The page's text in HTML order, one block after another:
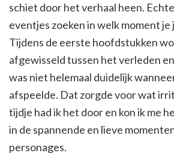
schiet door het verhaal heen.
eventjes zoeken in welk moment
Tijdens de eerste hoofdstukken
afgewisseld tussen het verleden
was niet helemaal duidelijk
afspeelde. Dat zorgde voor wat
tijdje had ik het door en kon ik me
in de spannende en lieve
personages.